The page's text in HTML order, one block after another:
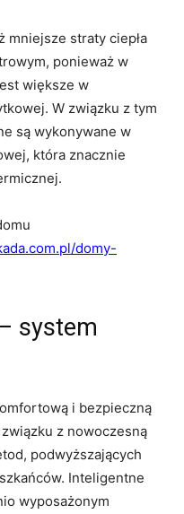
mniejsze straty ciepła
ponieważ w
większe w
W związku z tym
są wykonywane w
która znacznie
domy-
system
i bezpieczną
z nowoczesną
podwyższających
Inteligentne
wyposażonym